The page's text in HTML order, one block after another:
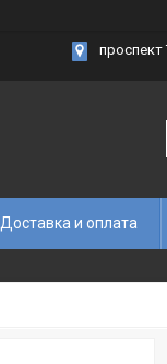
Доставка и оплата